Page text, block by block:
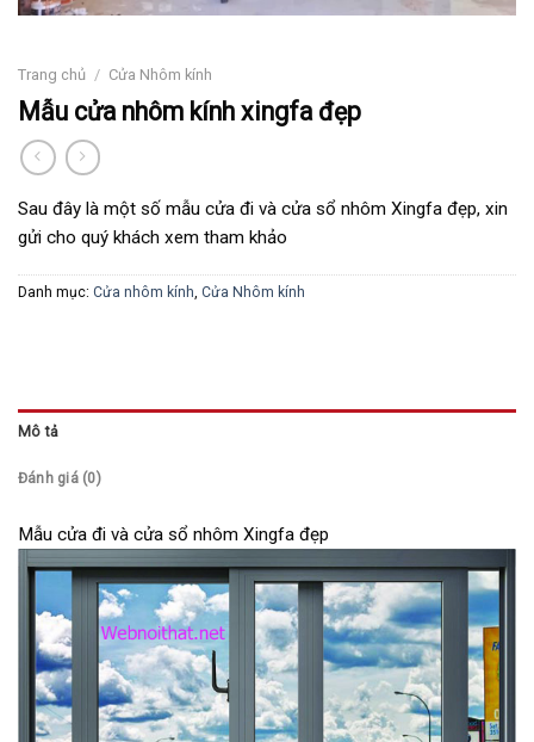
Trang chủ / Cửa Nhôm kính
Mẫu cửa nhôm kính xingfa đẹp
Sau đây là một số mẫu cửa đi và cửa sổ nhôm Xingfa đẹp, xin
gửi cho quý khách xem tham khảo
Danh mục: Cửa nhôm kính, Cửa Nhôm kính
Mô tả
Đánh giá (0)
Mẫu cửa đi và cửa sổ nhôm Xingfa đẹp